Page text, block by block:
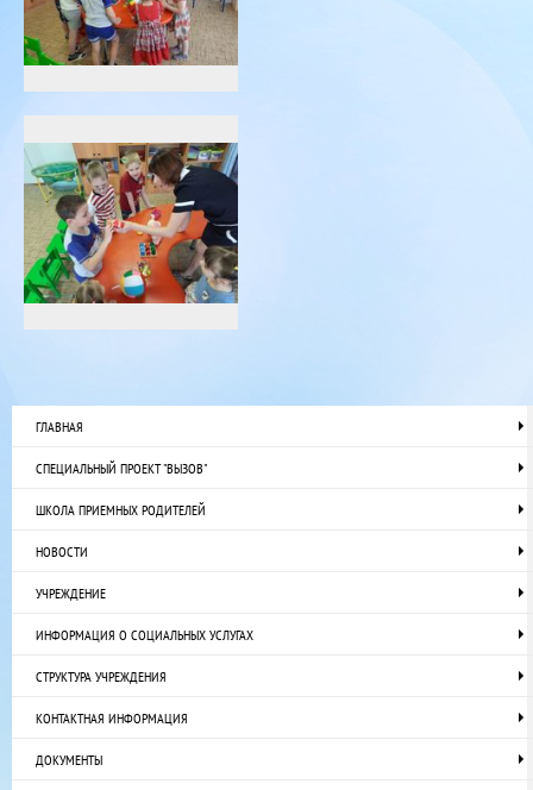
ГЛАВНАЯ
СПЕЦИАЛЬНЫЙ ПРОЕКТ "ВЫЗОВ"
ШКОЛА ПРИЕМНЫХ РОДИТЕЛЕЙ
НОВОСТИ
УЧРЕЖДЕНИЕ
ИНФОРМАЦИЯ О СОЦИАЛЬНЫХ УСЛУГАХ
СТРУКТУРА УЧРЕЖДЕНИЯ
КОНТАКТНАЯ ИНФОРМАЦИЯ
ДОКУМЕНТЫ